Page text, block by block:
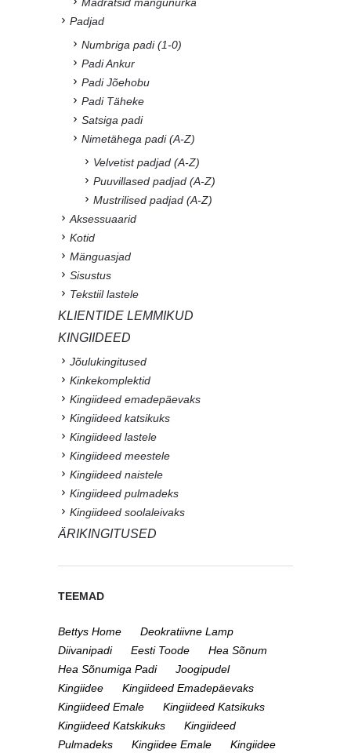
Padjad
Numbriga padi (1-0)
Padi Ankur
Padi Jõehobu
Padi Täheke
Satsiga padi
Nimetähega padi (A-Z)
Velvetist padjad (A-Z)
Puuvillased padjad (A-Z)
Mustrilised padjad (A-Z)
Aksessuaarid
Kotid
Mänguasjad
Sisustus
Tekstiil lastele
KLIENTIDE LEMMIKUD
KINGIIDEED
Jõulukingitused
Kinkekomplektid
Kingiideed emadepäevaks
Kingiideed katsikuks
Kingiideed lastele
Kingiideed meestele
Kingiideed naistele
Kingiideed pulmadeks
Kingiideed soolaleivaks
ÄRIKINGITUSED
TEEMAD
Bettys Home
Deokratiivne Lamp
Diivanipadi
Eesti Toode
Hea Sõnum
Hea Sõnumiga Padi
Joogipudel
Kingiidee
Kingiideed Emadepäevaks
Kingiideed Emale
Kingiideed Katsikuks
Kingiideed Katskikuks
Kingiideed
Pulmadeks
Kingiidee Emale
Kingiidee